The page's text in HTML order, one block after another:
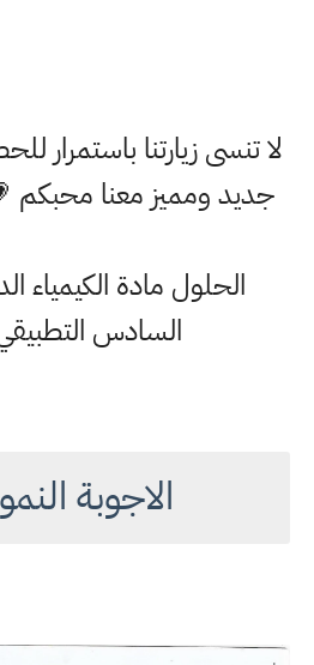
لا تنسى زيارتنا
جديد ومميز معنا محبكم
السادس
الاجوبة